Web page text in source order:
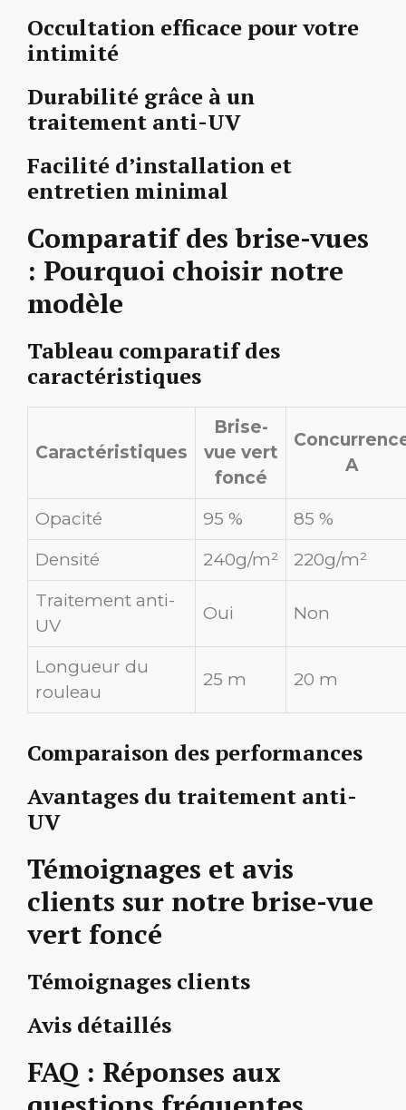
Occultation efficace pour votre
intimité
Durabilité grâce à un
traitement anti-UV
Facilité d’installation et
entretien minimal
Comparatif des brise-vues
: Pourquoi choisir notre
modèle
Tableau comparatif des
caractéristiques
Caractéristiques
Brise-
vue vert
foncé
A
Opacité 95 %
85 %
Densité
240g/m²
220g/m²
Traitement anti-
UV
Oui Non
Longueur du
rouleau
25 m 20 m
Comparaison des performances
Avantages du traitement anti-
UV
Témoignages et avis
clients sur notre brise-vue
vert foncé
Témoignages clients
Avis détaillés
FAQ : Réponses aux